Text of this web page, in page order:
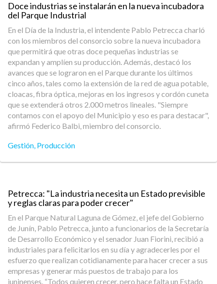
Doce industrias se instalarán en la nueva incubadora
del Parque Industrial
En el Día de la Industria, el intendente Pablo Petrecca charló
con los miembros del consorcio sobre la nueva incubadora
que permitirá que otras doce pequeñas industrias se
expandan y amplíen su producción. Además, destacó los
avances que se lograron en el Parque durante los últimos
cinco años, tales como la extensión de la red de agua potable,
cloacas, fibra óptica, mejoras en los ingresos y cordón cuneta
que se extenderá otros 2.000 metros lineales. "Siempre
contamos con el apoyo del Municipio y eso es para destacar",
afirmó Federico Balbi, miembro del consorcio.
Gestión, Producción
Petrecca: "La industria necesita un Estado previsible
y reglas claras para poder crecer"
En el Parque Natural Laguna de Gómez, el jefe del Gobierno
de Junín, Pablo Petrecca, junto a funcionarios de la Secretaría
de Desarrollo Económico y el senador Juan Fiorini, recibió a
industriales para felicitarlos en su día y agradecerles por el
esfuerzo que realizan cotidianamente para hacer crecer a sus
empresas y generar más puestos de trabajo para los
juninenses. “Todos quieren crecer, pero hace falta un Estado